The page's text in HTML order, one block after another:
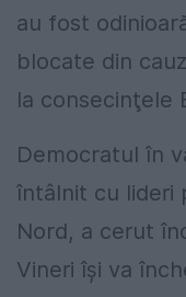
au fost
blocate din
la consecinţele
Democratul în
întâlnit cu lideri
Nord, a cerut
Vineri îşi va